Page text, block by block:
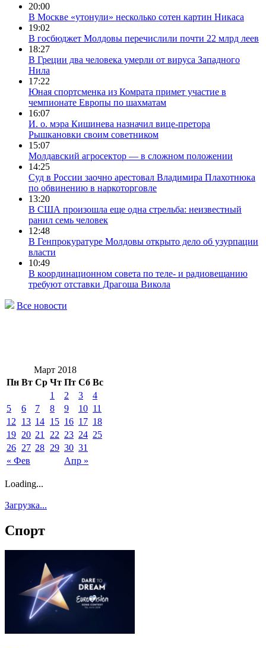
20:00
В Москве «утонули» несколько сотен картин Никаса
19:02
В госбюджет Молдовы перечислили почти 22 млрд леев
18:27
В Греции два человека умерли от вируса Западного
Нила
17:22
Юная спортсменка из Комрата примет участие в
чемпионате Европы по шахматам
16:07
И. о. мэра Кишинева назначил вице-претора
Рышкановки своим советником
15:07
Молдавский агросектор — в сложном положении
14:25
Суд в России заочно арестовал Владимира Плахотнюка
по обвинению в наркоторговле
13:20
В США произошла еще одна стрельба: неизвестный
ранил семь человек
12:48
В Генпрокуратуре Молдовы открыто дело об узурпации
власти
10:49
В координационном совета по теле- и радиовещанию
требуют отставки Драгоша Викола
Все новости
Март 2018
Пн Вт Ср Чт Пт Сб Вс
« Фев Апр »
1 2 3
4
5
6 7 8 9 10 11
12
13 14 15 16 17 18
19 20 21 22 23 24 25
26 27 28 29 30 31
Loading...
Загрузка...
Спорт